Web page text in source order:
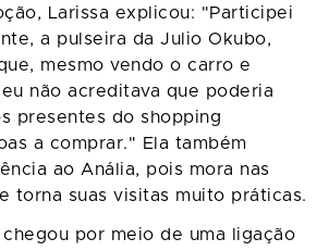
Larissa explicou: "Participei
a pulseira da Julio Okubo,
mesmo vendo o carro e
não acreditava que poderia
presentes do shopping
a comprar." Ela também
ao Anália, pois mora nas
torna suas visitas muito práticas.
por meio de uma ligação